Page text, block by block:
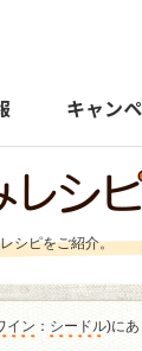
キャン
シピをご紹介。
イン ： シードル)に